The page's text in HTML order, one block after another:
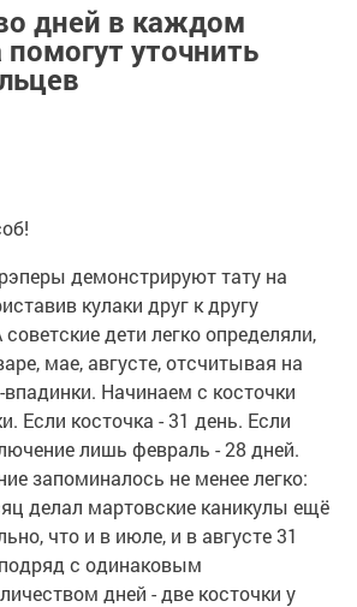
дней в каждом
уточнить
демонстрируют тату на
кулаки друг к другу
дети легко определяли,
мае, августе, отсчитывая на
впадинки. Начинаем с косточки
Если косточка - 31 день. Если
лишь февраль - 28 дней.
запоминалось не менее легко:
делал мартовские каникулы ещё
что и в июле, и в августе 31
с одинаковым
дней - две косточки у